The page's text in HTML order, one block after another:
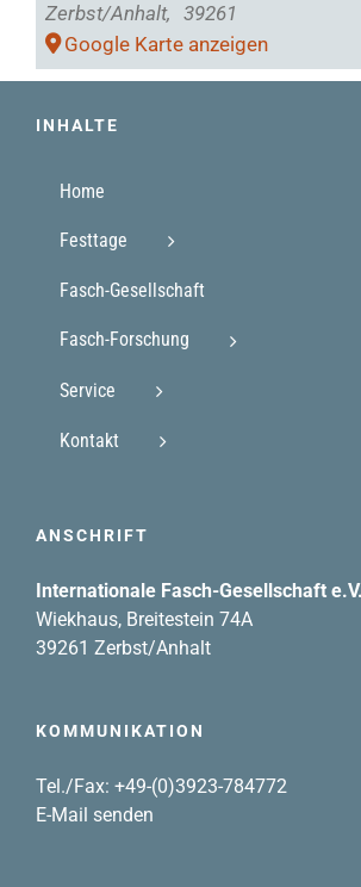
Zerbst/Anhalt, 39261
Google Karte anzeigen
INHALTE
Home
Festtage
Fasch-Gesellschaft
Fasch-Forschung
Service
Kontakt
ANSCHRIFT
Internationale Fasch-Gesellschaft e.V.
Wiekhaus, Breitestein 74A
39261 Zerbst/Anhalt
KOMMUNIKATION
Tel./Fax: +49-(0)3923-784772
E-Mail senden